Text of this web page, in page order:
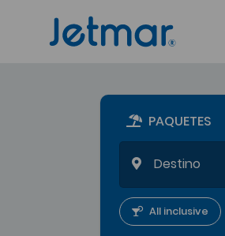
PAQUETES
All inclusive